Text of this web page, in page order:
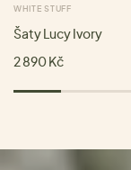
WHITE STUFF
Šaty Lucy Ivory
2 890 Kč